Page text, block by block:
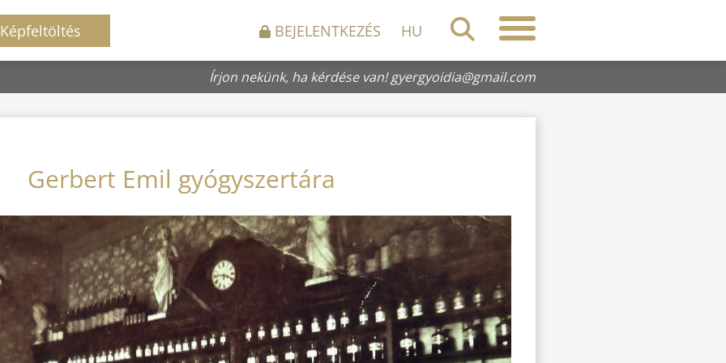
Képfeltöltés BEJELENTKEZÉS HU
Írjon nekünk, ha kérdése van!gyergyoidia@gmail.com
Gerbert Emil gyógyszertára